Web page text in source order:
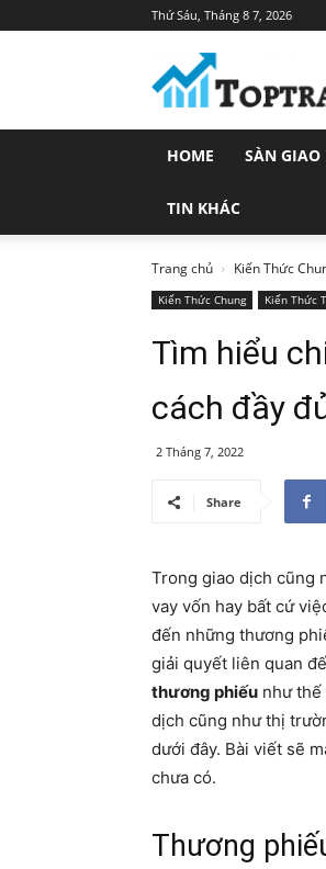
Thứ Sáu, Tháng 8 7, 2026
HOME SÀN GIAO
TIN KHÁC
Trang chủ Kiến Thức
Kiến Thức Chung Kiến Thức
Tìm hiểu
cách đầy
2 Tháng 7, 2022
Share
Trong giao dịch cũng
vay vốn hay bất cứ
đến những thương
giải quyết liên quan
thương phiếu như thế
dịch cũng như thị
dưới đây. Bài viết sẽ
chưa có.
Thương